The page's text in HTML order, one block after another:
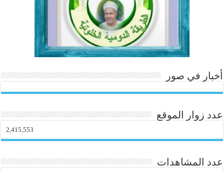
أخبار في صور
عدد زوار الموقع
2,415,553
عدد المشاهدات